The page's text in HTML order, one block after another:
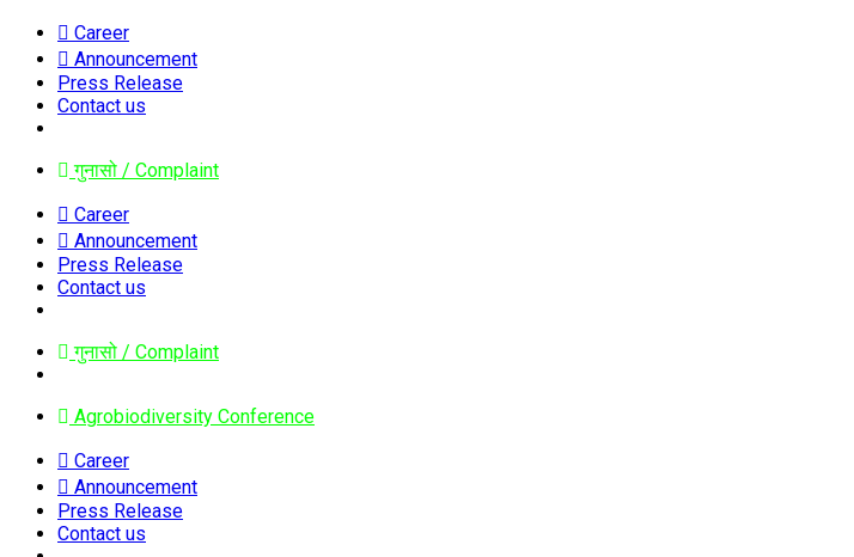
Career
Announcement
Press Release
Contact us
गुनासो / Complaint
Career
Announcement
Press Release
Contact us
गुनासो / Complaint
Agrobiodiversity Conference
Career
Announcement
Press Release
Contact us